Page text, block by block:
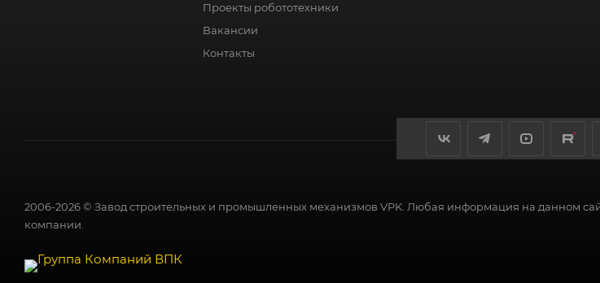
Проекты робототехники
Вакансии
Контакты
2006-2026 © Завод строительных и промышленных механизмов VPK. Любая информация на данном
компании.